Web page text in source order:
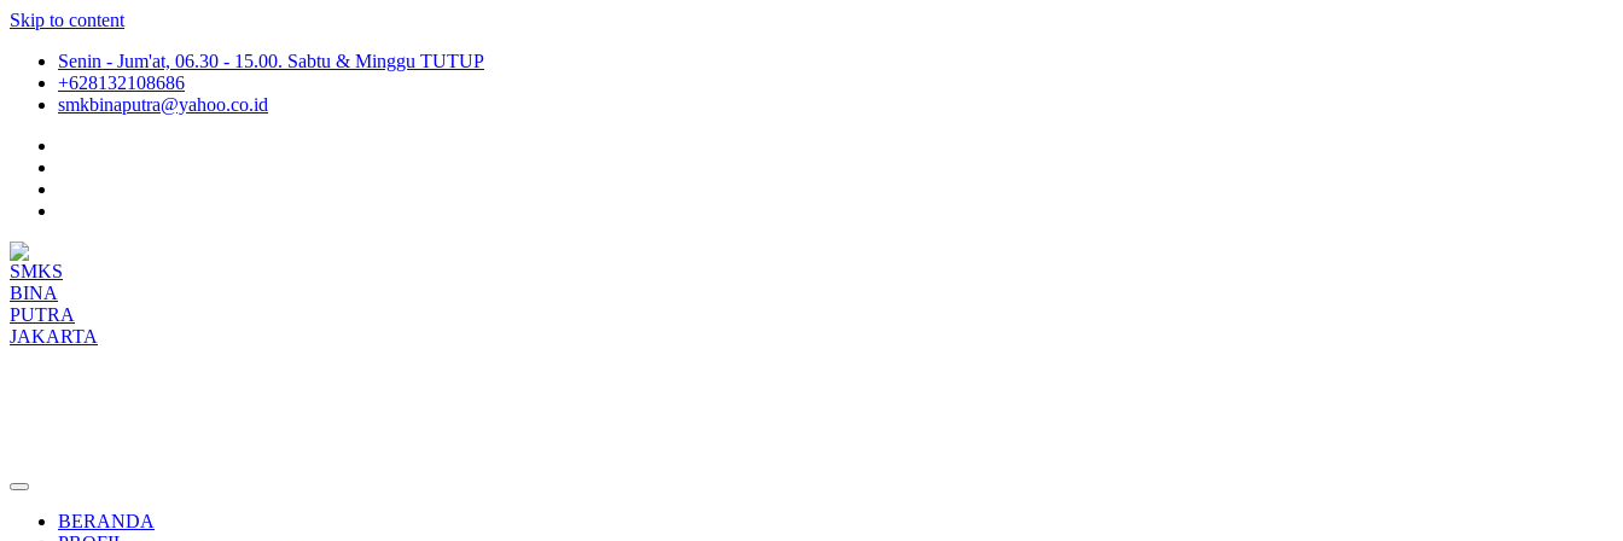
Skip to content
Senin - Jum'at, 06.30 - 15.00. Sabtu & Minggu TUTUP
+628132108686
smkbinaputra@yahoo.co.id
BERANDA